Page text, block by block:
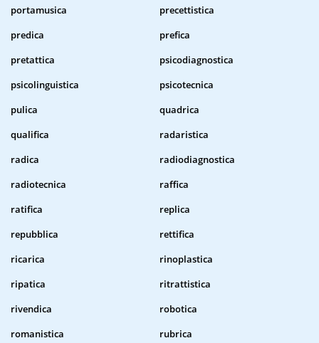
portamusica
precettistica
predica
prefica
pretattica
psicodiagnostica
psicolinguistica
psicotecnica
pulica
quadrica
qualifica
radaristica
radica
radiodiagnostica
radiotecnica
raffica
ratifica
replica
repubblica
rettifica
ricarica
rinoplastica
ripatica
ritrattistica
rivendica
robotica
romanistica
rubrica